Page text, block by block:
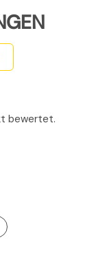
bewertet.